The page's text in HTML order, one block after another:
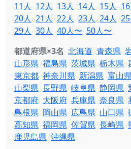
11人 12人 13人 14人 15人
20人 21人 22人 23人 24人
29人 30人 40人〜 50人〜
都道府県×3名 北海道 青森県
山形県 福島県 茨城県 栃木県
東京都 神奈川県 新潟県 富山
山梨県 長野県 岐阜県 静岡県
京都府 大阪府 兵庫県 奈良県
島根県 岡山県 広島県 山口県
高知県 福岡県 佐賀県 長崎県
鹿児島県 沖縄県